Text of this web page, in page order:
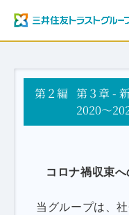
ご挨拶
三井住友トラス
資料編
年表
第２編 第３章 -
2020～
コロナ禍収束
当グループは、